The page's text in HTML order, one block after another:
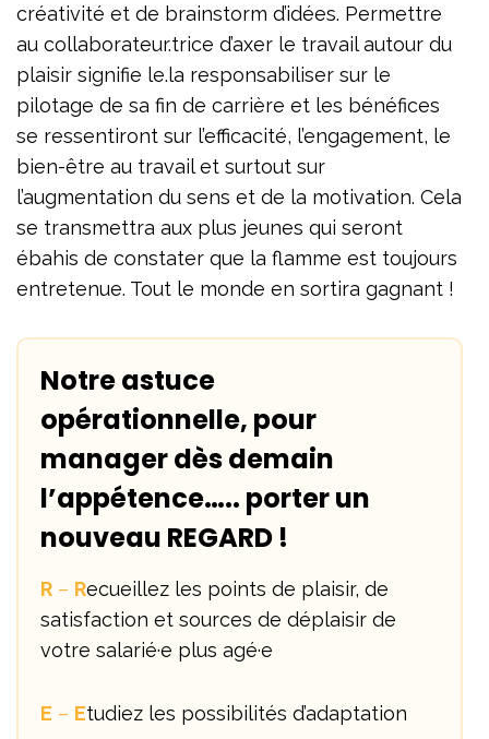
créativité et de brainstorm d’idées. Permettre
au collaborateur.trice d’axer le travail autour du
plaisir signifie le.la responsabiliser sur le
pilotage de sa fin de carrière et les bénéfices
se ressentiront sur l’efficacité, l’engagement, le
bien-être au travail et surtout sur
l’augmentation du sens et de la motivation. Cela
se transmettra aux plus jeunes qui seront
ébahis de constater que la flamme est toujours
entretenue. Tout le monde en sortira gagnant !
Notre astuce
opérationnelle, pour
manager dès demain
l’appétence….. porter un
nouveau REGARD !
R – Recueillez les points de plaisir, de
satisfaction et sources de déplaisir de
votre salarié·e plus agé·e
E – Etudiez les possibilités d’adaptation